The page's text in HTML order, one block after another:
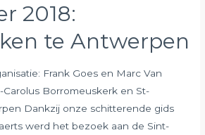
2018:
te Antwerpen
Frank Goes en Marc Van
Carolus Borromeuskerk en St-
Dankzij onze schitterende gids
werd het bezoek aan de Sint-